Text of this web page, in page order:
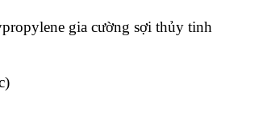
gia cường sợi thủy tinh